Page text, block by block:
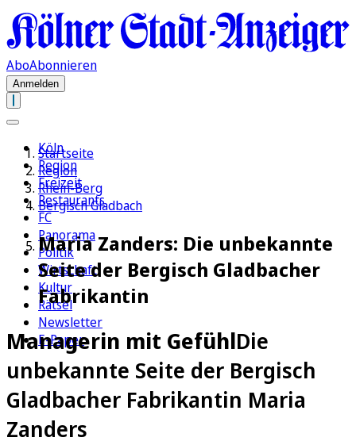
AboAbonnieren
Anmelden
Köln
Region
Freizeit
Restaurants
FC
Panorama
Politik
Wirtschaft
Kultur
Rätsel
Newsletter
E-Paper
Startseite
Region
Rhein-Berg
Bergisch Gladbach
Maria Zanders: Die unbekannte
Seite der Bergisch Gladbacher
Fabrikantin
Managerin mit GefühlDie
unbekannte Seite der Bergisch
Gladbacher Fabrikantin Maria
Zanders